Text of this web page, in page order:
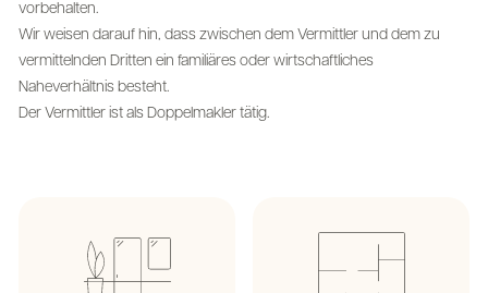
vorbehalten.
Wir weisen darauf hin, dass zwischen dem Vermittler und dem zu
vermittelnden Dritten ein familiäres oder wirtschaftliches
Naheverhältnis besteht.
Der Vermittler ist als Doppelmakler tätig.